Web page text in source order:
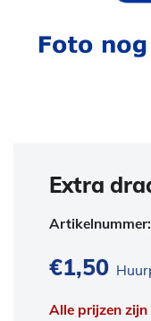
Extra
Artikelnummer:
€1,50
Alle prijzen